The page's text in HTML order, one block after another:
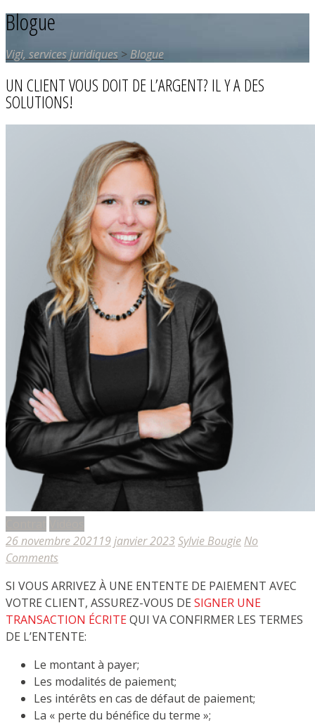
Blogue
Vigi, services juridiques > Blogue
UN CLIENT VOUS DOIT DE L’ARGENT? IL Y A DES
SOLUTIONS!
26 novembre 202119 janvier 2023Sylvie Bougie No
Comments
SI VOUS ARRIVEZ À UNE ENTENTE DE PAIEMENT AVEC
VOTRE CLIENT, ASSUREZ-VOUS DE SIGNER UNE
TRANSACTION ÉCRITEQUI VA CONFIRMER LES TERMES
DE L’ENTENTE:
Le montant à payer;
Les modalités de paiement;
Les intérêts en cas de défaut de paiement;
La « perte du bénéfice du terme »;